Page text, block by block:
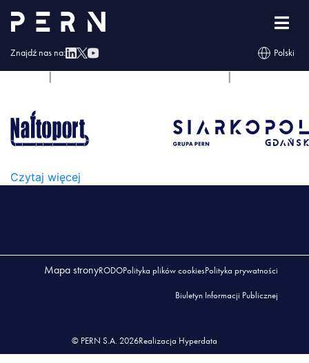
Znajdź nas na: Polski
perngk
Czytaj więcej
Mapa stronyRODOPolityka plików cookiesPolityka prywatności
Biuletyn Informacji Publicznej
© PERN S.A. 2026Realizacja Hyperdata